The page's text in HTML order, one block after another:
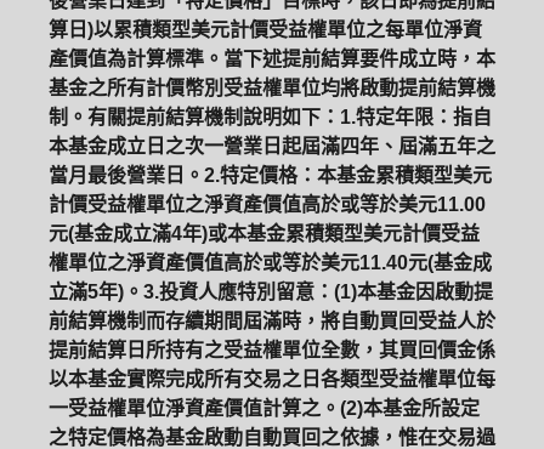
算日)以累積類型美元計價受益權單位之每單位淨資
產價值為計算標準。當下述提前結算要件成立時，本
基金之所有計價幣別受益權單位均將啟動提前結算機
制。有關提前結算機制說明如下：1.特定年限：指自
本基金成立日之次一營業日起屆滿四年、屆滿五年之
當月最後營業日。2.特定價格：本基金累積類型美元
計價受益權單位之淨資產價值高於或等於美元11.00
元(基金成立滿4年)或本基金累積類型美元計價受益
權單位之淨資產價值高於或等於美元11.40元(基金成
立滿5年)。3.投資人應特別留意：(1)本基金因啟動提
前結算機制而存續期間屆滿時，將自動買回受益人於
提前結算日所持有之受益權單位全數，其買回價金係
以本基金實際完成所有交易之日各類型受益權單位每
一受益權單位淨資產價值計算之。(2)本基金所設定
之特定價格為基金啟動自動買回之依據，惟在交易過